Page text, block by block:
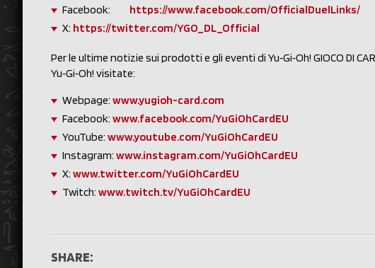
Facebook: https://www.facebook.com/OfficialDuelLinks/
X: https://twitter.com/YGO_DL_Official
Per le ultime notizie sui prodotti e gli eventi di Yu‑Gi‑Oh! GIOCO DI
Yu‑Gi‑Oh! visitate:
Webpage: www.yugioh-card.com
Facebook: www.facebook.com/YuGiOhCardEU
YouTube: www.youtube.com/YuGiOhCardEU
Instagram: www.instagram.com/YuGiOhCardEU
X: www.twitter.com/YuGiOhCardEU
Twitch: www.twitch.tv/YuGiOhCardEU
SHARE: